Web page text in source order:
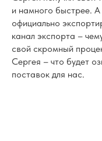
и намного быстрее.
официально
канал экспорта –
свой скромный
Сергея – что будет
поставок для нас.